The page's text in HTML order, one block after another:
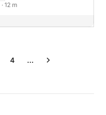
· 12 m
4 …